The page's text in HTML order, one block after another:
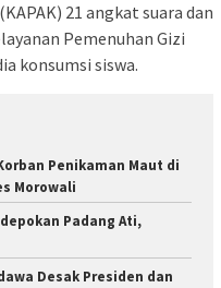
21 angkat suara dan
Pemenuhan Gizi
konsumsi siswa.
Penikaman Maut di
Morowali
Padang Ati,
Desak Presiden dan